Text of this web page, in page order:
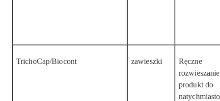
TrichoCap/Biocont zawieszki
Ręczne
produkt do